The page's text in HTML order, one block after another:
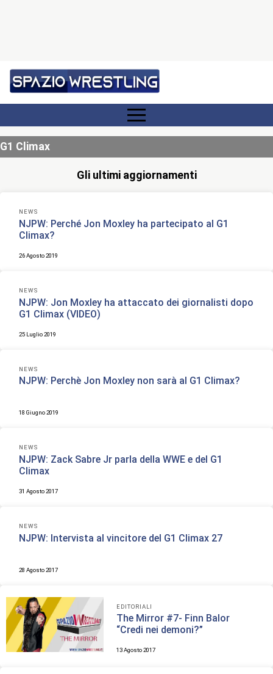
G1 Climax
Gli ultimi aggiornamenti
NEWS
NJPW: Perché Jon Moxley ha partecipato al G1
Climax?
26 Agosto 2019
NEWS
NJPW: Jon Moxley ha attaccato dei giornalisti dopo
G1 Climax (VIDEO)
25 Luglio 2019
NEWS
NJPW: Perchè Jon Moxley non sarà al G1 Climax?
18 Giugno 2019
NEWS
NJPW: Zack Sabre Jr parla della WWE e del G1
Climax
31 Agosto 2017
NEWS
NJPW: Intervista al vincitore del G1 Climax 27
28 Agosto 2017
EDITORIALI
The Mirror #7- Finn Balor
“Credi nei demoni?”
13 Agosto 2017